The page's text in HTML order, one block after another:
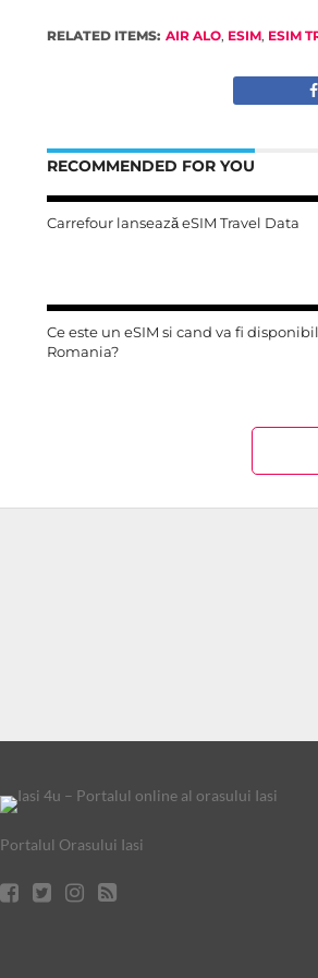
RELATED ITEMS: AIR ALO, ESIM, ESIM
RECOMMENDED FOR YOU
Carrefour lansează eSIM Travel Data
Ce este un eSIM si cand va fi
Romania?
Portalul Orasului Iasi